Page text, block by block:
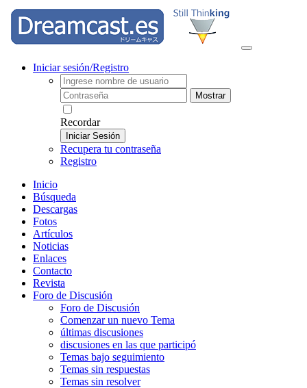
Iniciar sesión/Registro
Mostrar
Recordar
Iniciar Sesión
Recupera tu contraseña
Registro
Inicio
Búsqueda
Descargas
Fotos
Artículos
Noticias
Enlaces
Contacto
Revista
Foro de Discusión
Foro de Discusión
Comenzar un nuevo Tema
últimas discusiones
discusiones en las que participó
Temas bajo seguimiento
Temas sin respuestas
Temas sin resolver